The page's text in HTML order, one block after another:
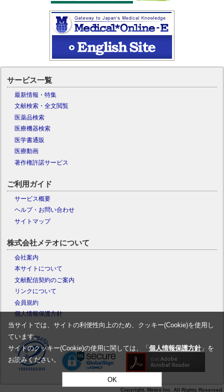
サービス一覧
最新情報・特集
文献検索・全文閲覧
医薬品検索
医療機器検索
医学書通販
医療動画
著作権許諾サービス
ご利用ガイド
サービス概要
ヘルプ・お問い合わせ
サイトマップ
株式会社メテオについて
会社案内
本サイトについて
文献配信契約のご案内
リンクについて
会員規約
個人情報保護方針
Copyright. Meteo Inc. All Rights Reserved.
当サイトでは、サイトの利便性向上のため、クッキー(Cookie)を使用し
ています。
サイトのクッキー(Cookie)の使用に関しては、「 個人情報保護方針」を
お読みください。
OK